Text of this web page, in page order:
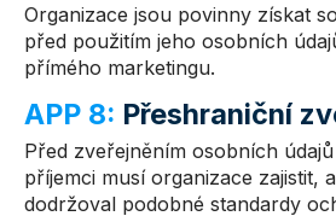
Organizace jsou povinny získat
před použitím jeho osobních
přímého marketingu.
APP 8: Přeshraniční
Před zveřejněním osobních
příjemci musí organizace zajistit,
dodržoval podobné standardy